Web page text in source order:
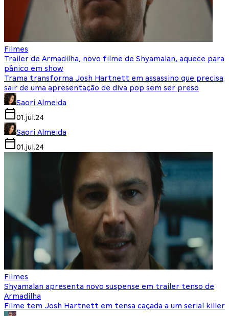
Filmes
Trailer de Armadilha, novo filme de Shyamalan, aquece para
pânico em show
Trama transforma Josh Hartnett em assassino que precisa
sair de uma apresentação de diva pop sem ser preso
Saori Almeida
01.jul.24
Saori Almeida
01.jul.24
Filmes
Shyamalan apresenta novo suspense em trailer tenso de
Armadilha
Filme tem Josh Hartnett em tensa caçada a um serial killer